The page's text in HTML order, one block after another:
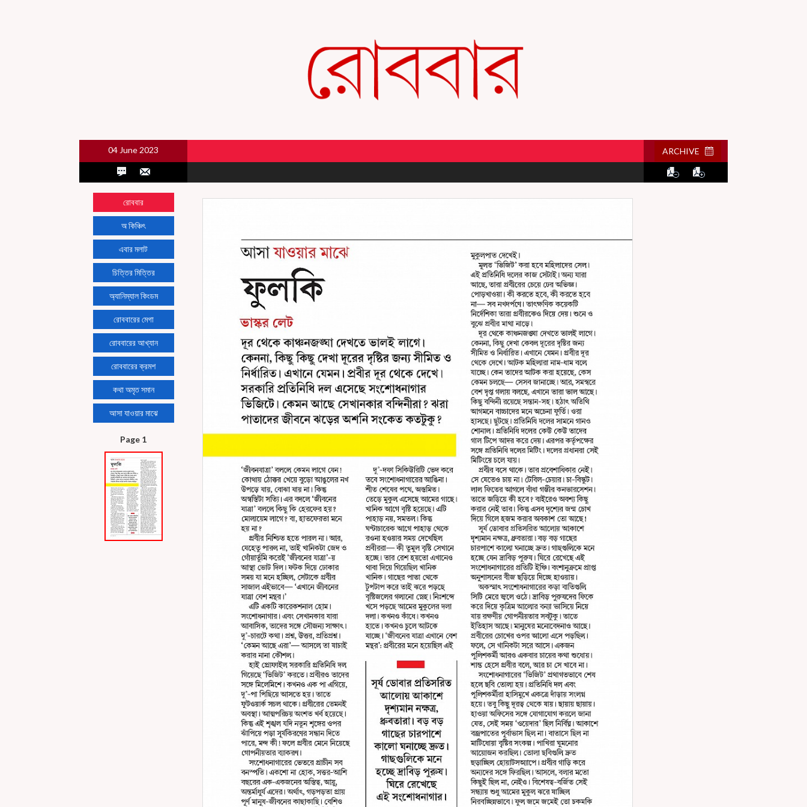
04 June 2023 ARCHIVE
রোববার
অ কিঞ্চিৎ
এবার মলাট
চিত্তির মিত্তির
অ্যানিম্যাল কিংডম
রোববারের মেগা
রোববারের আখ্যান
রোববারের ক্রমশ
কথা অমৃত সমান
আসা যাওয়ার মাঝে
Page 1